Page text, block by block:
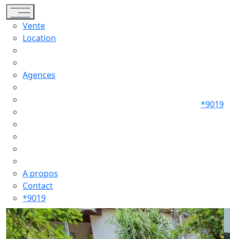
Toggle navigation
Vente
Location
Agences
A propos
Contact
*9019
*9019